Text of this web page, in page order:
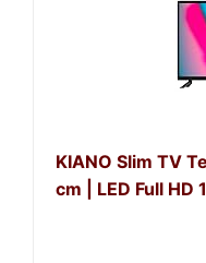
KIANO Slim TV
cm | LED Full HD